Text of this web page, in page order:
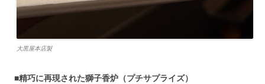
大黒屋本店製
■精巧に再現された獅子香炉（プチサプライズ）